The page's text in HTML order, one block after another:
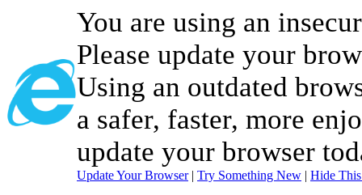
You are using an
Please update your
Using an outdated
a safer, faster, more
update your browser
Update Your Browser| Try Something New | Hide